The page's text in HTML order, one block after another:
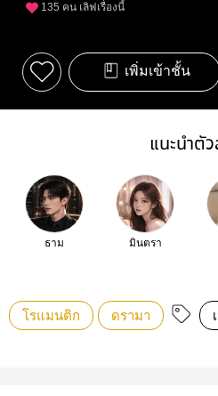
135 คน เลิฟเรื่องนี้
เพิ่มเข้าชั้น
แนะนำตั
ธาม มินตรา
โรแมนติก ดรามา